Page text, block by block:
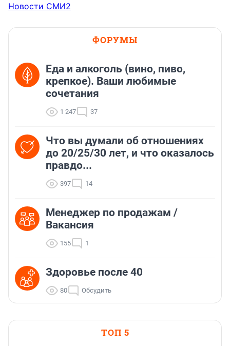
Новости СМИ2
ФОРУМЫ
Еда и алкоголь (вино, пиво,
крепкое). Ваши любимые
сочетания
1 247 37
Что вы думали об отношениях
до 20/25/30 лет, и что оказалось
правдо...
397 14
Менеджер по продажам /
Вакансия
155 1
Здоровье после 40
80 Обсудить
ТОП 5